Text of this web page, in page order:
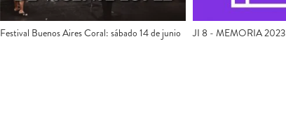
Festival Buenos Aires Coral: sábado 14 de junio JI 8 - MEMORIA 2023